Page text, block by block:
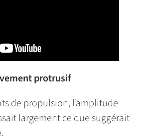
protrusif
de propulsion, l’amplitude
largement ce que suggérait